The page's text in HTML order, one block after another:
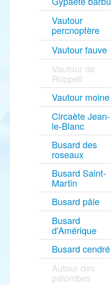
Vautour
percnoptère
Vautour fauve
Vautour de
Rüppell
Vautour moine
Circaète Jean-
le-Blanc
Busard des
roseaux
Busard Saint-
Martin
Busard pâle
Busard
d'Amérique
Busard cendré
Autour des
palombes